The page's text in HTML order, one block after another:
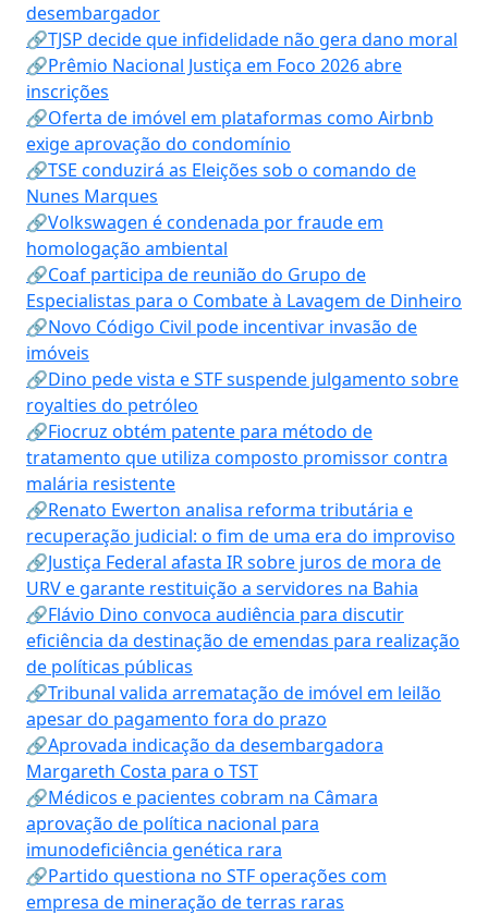
desembargador
🔗TJSP decide que infidelidade não gera dano moral
🔗Prêmio Nacional Justiça em Foco 2026 abre
inscrições
🔗Oferta de imóvel em plataformas como Airbnb
exige aprovação do condomínio
🔗TSE conduzirá as Eleições sob o comando de
Nunes Marques
🔗Volkswagen é condenada por fraude em
homologação ambiental
🔗Coaf participa de reunião do Grupo de
Especialistas para o Combate à Lavagem de Dinheiro
🔗Novo Código Civil pode incentivar invasão de
imóveis
🔗Dino pede vista e STF suspende julgamento sobre
royalties do petróleo
🔗Fiocruz obtém patente para método de
tratamento que utiliza composto promissor contra
malária resistente
🔗Renato Ewerton analisa reforma tributária e
recuperação judicial: o fim de uma era do improviso
🔗Justiça Federal afasta IR sobre juros de mora de
URV e garante restituição a servidores na Bahia
🔗Flávio Dino convoca audiência para discutir
eficiência da destinação de emendas para realização
de políticas públicas
🔗Tribunal valida arrematação de imóvel em leilão
apesar do pagamento fora do prazo
🔗Aprovada indicação da desembargadora
Margareth Costa para o TST
🔗Médicos e pacientes cobram na Câmara
aprovação de política nacional para
imunodeficiência genética rara
🔗Partido questiona no STF operações com
empresa de mineração de terras raras